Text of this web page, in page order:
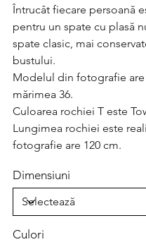
Întrucât fiecare persoană
pentru un spate cu plasă
spate clasic, mai
bustului.
Modelul din fotografie
mărimea 36.
Culoarea rochiei T este
Lungimea rochiei este
fotografie are 120 cm.
Dimensiuni
Culori